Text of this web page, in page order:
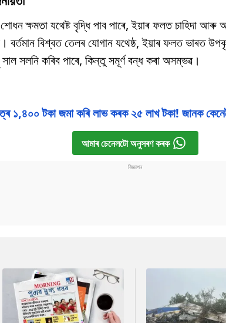
ক্ষমতা যথেষ্ট বৃদ্ধি পাব পাৰে, ইয়াৰ ফলত চাহিদা আৰু
বিশ্বত তেলৰ যোগান যথেষ্ঠ, ইয়াৰ ফলত ভাৰত
সলনি কৰিব পাৰে, কিন্তু সমূৰ্ণ বন্ধ কৰা অসম্ভৱ।
১,৪০০ টকা জমা কৰি লাভ কৰক ২৫ লাখ টকা! জানক
আমাৰ চেনেলটো অনুসৰণ কৰক